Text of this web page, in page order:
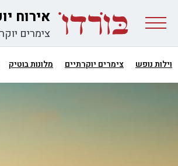
אירוח
צימרים
וילות נופש צימרים יוקרתיים מלונות בוטיק